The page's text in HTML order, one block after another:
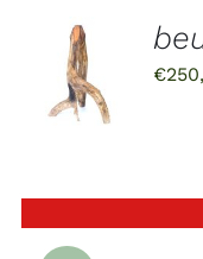
TOEVOEGEN
AAN
WINKELWAGEN
/
DETAILS
€